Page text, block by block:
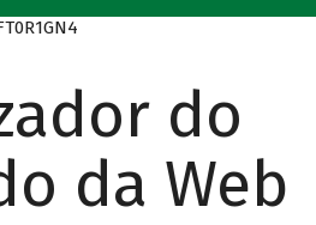
do
da Web